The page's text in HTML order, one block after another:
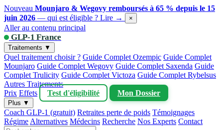
Nouveau Mounjaro & Wegovy remboursés à 65 % depuis le 15
juin 2026 — qui est éligible ? Lire → ×
Aller au contenu principal
GLP-1 France
Traitements ▼
Quel traitement choisir ? Guide Complet Ozempic Guide Complet
Mounjaro Guide Complet Wegovy Guide Complet Saxenda Guide
Complet Trulicity Guide Complet Victoza Guide Complet Rybelsus
Autres Traitements
Prix Effets Test d'éligibilité Mon Dossier
Plus ▼
Coach GLP-1 (gratuit) Retraites perte de poids Témoignages
Régime Alternatives Médecins Recherche Nos Experts Contact